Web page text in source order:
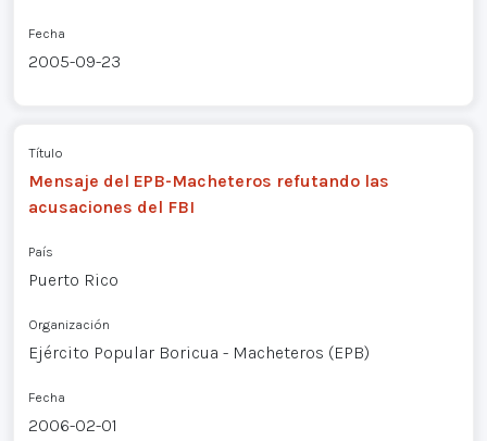
Fecha
2005-09-23
Título
Mensaje del EPB-Macheteros refutando las
acusaciones del FBI
País
Puerto Rico
Organización
Ejército Popular Boricua - Macheteros (EPB)
Fecha
2006-02-01